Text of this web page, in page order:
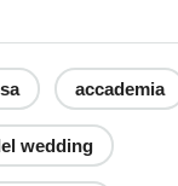
accademia
wedding